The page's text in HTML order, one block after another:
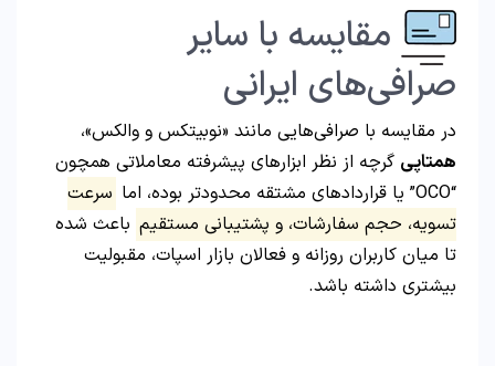
مقایسه با سایر
صرافی‌های ایرانی
در مقایسه با صرافی‌هایی مانند «نوبیتکس و والکس»،
همتاپی گرچه از نظر ابزارهای پیشرفته معاملاتی همچون
“OCO” یا قراردادهای مشتقه محدودتر بوده، اما
سرعت
تسویه، حجم سفارشات، و پشتیبانی مستقیم باعث شده
تا میان کاربران روزانه و فعالان بازار اسپات، مقبولیت
بیشتری داشته باشد.